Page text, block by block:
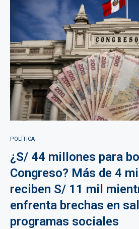
POLÍTICA
¿S/ 44 millones para
Congreso? Más de 4
reciben S/ 11 mil
enfrenta brechas en
programas sociales